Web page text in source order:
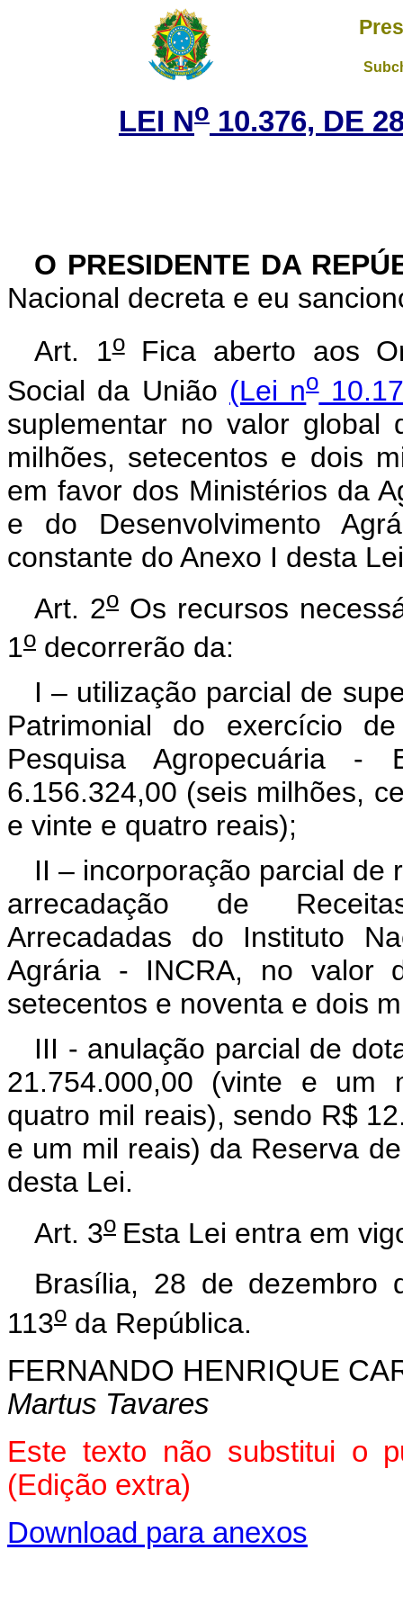
LEI No 10.376, DE
O PRESIDENTE DA
Nacional decreta e eu
Art. 1oFica aberto aos
Social da União (Lei no
suplementar no valor global
milhões, setecentos e dois
em favor dos Ministérios da
e do Desenvolvimento
constante do Anexo I desta
Art. 2o Os recursos
1o decorrerão da:
I – utilização parcial de
Patrimonial do exercício
Pesquisa Agropecuária -
6.156.324,00 (seis milhões,
e vinte e quatro reais);
II – incorporação parcial de
arrecadação de
Arrecadadas do Instituto
Agrária - INCRA, no valor
setecentos e noventa e dois
III - anulação parcial de
21.754.000,00 (vinte e um
quatro mil reais), sendo R$
e um mil reais) da Reserva
desta Lei.
Art. 3o Esta Lei entra em
Brasília, 28 de dezembro
113o da República.
FERNANDO HENRIQUE
Martus Tavares
Este texto não substitui o
(Edição extra)
Download para anexos